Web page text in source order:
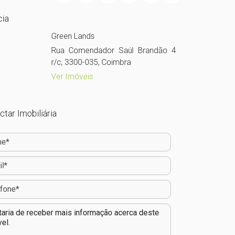
Green Lands
Rua Comendador Saúl Brandão 4
r/c, 3300-035, Coimbra
Ver Imóveis
Imobiliária